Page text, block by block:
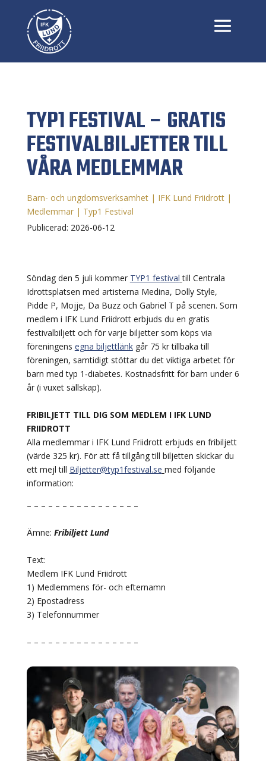
TYP1 FESTIVAL – GRATIS
FESTIVALBILJETTER TILL
VÅRA MEDLEMMAR
Barn- och ungdomsverksamhet| IFK Lund Friidrott|
Medlemmar| Typ1 Festival
Publicerad: 2026-06-12
Söndag den 5 juli kommer TYP1 festival till Centrala
Idrottsplatsen med artisterna Medina, Dolly Style,
Pidde P, Mojje, Da Buzz och Gabriel T på scenen. Som
medlem i IFK Lund Friidrott erbjuds du en gratis
festivalbiljett och för varje biljetter som köps via
föreningens egna biljettlänkgår 75 kr tillbaka till
föreningen, samtidigt stöttar du det viktiga arbetet för
barn med typ 1‑diabetes. Kostnadsfritt för barn under 6
år (i vuxet sällskap).
FRIBILJETT TILL DIG SOM MEDLEM I IFK LUND
FRIIDROTT
Alla medlemmar i IFK Lund Friidrott erbjuds en fribiljett
(värde 325 kr). För att få tillgång till biljetten skickar du
ett mejl till Biljetter@typ1festival.se med följande
information:
– – – – – – – – – – – – – – – –
Ämne: Fribiljett Lund
Text:
Medlem IFK Lund Friidrott
1) Medlemmens för- och efternamn
2) Epostadress
3) Telefonnummer
– – – – – – – – – – – – – – – –